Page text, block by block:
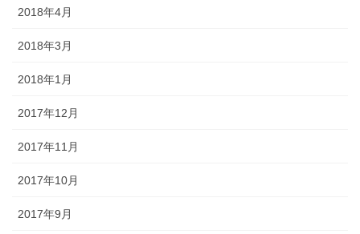
2018年4月
2018年3月
2018年1月
2017年12月
2017年11月
2017年10月
2017年9月